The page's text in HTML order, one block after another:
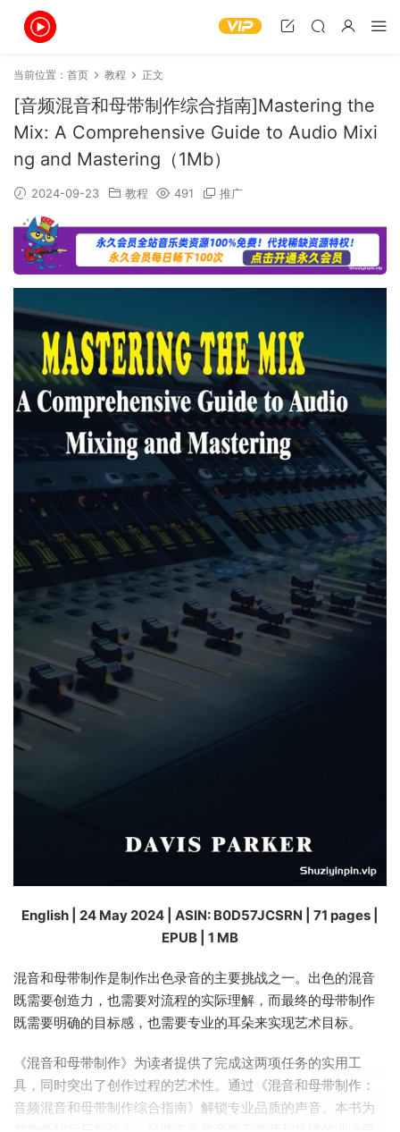
当前位置： 首页 教程 正文
[音频混音和母带制作综合指南]Mastering the
Mix: A Comprehensive Guide to Audio Mixi
ng and Mastering（1Mb）
2024-09-23 教程 491 推广
English | 24 May 2024 | ASIN: B0D57JCSRN | 71 pages |
EPUB | 1 MB
混音和母带制作是制作出色录音的主要挑战之一。出色的混音
既需要创造力，也需要对流程的实际理解，而最终的母带制作
既需要明确的目标感，也需要专业的耳朵来实现艺术目标。
《混音和母带制作》为读者提供了完成这两项任务的实用工
具，同时突出了创作过程的艺术性。通过《混音和母带制作：
音频混音和母带制作综合指南》解锁专业品质的声音。本书为